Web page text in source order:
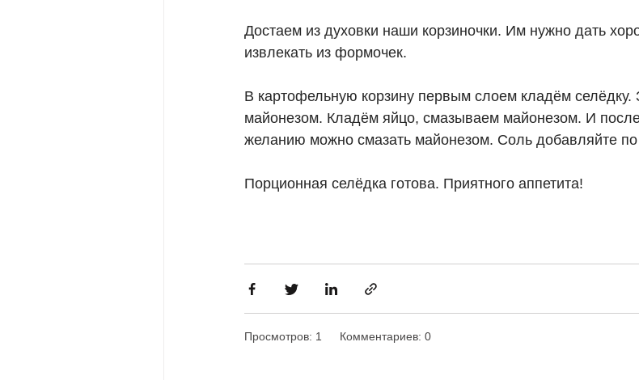
Достаем из духовки наши корзиночки. Им нужно дать
извлекать из формочек.
В картофельную корзину первым слоем кладём
майонезом. Кладём яйцо, смазываем майонезом. И
желанию можно смазать майонезом. Соль добавляйте по
Порционная селёдка готова. Приятного аппетита!
Просмотров: 1 Комментариев: 0